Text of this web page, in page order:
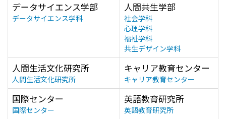
データサイエンス学部
データサイエンス学科
人間共生学部
社会学科
心理学科
福祉学科
共生デザイン学科
人間生活文化研究所
人間生活文化研究所
キャリア教育センター
キャリア教育センター
国際センター
国際センター
英語教育研究所
英語教育研究所